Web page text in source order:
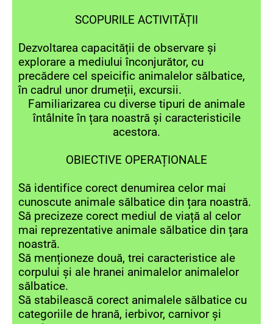
SCOPURILE ACTIVITĂȚII
Dezvoltarea capacității de observare și
explorare a mediului înconjurător, cu
precădere cel speicific animalelor sălbatice,
în cadrul unor drumeții, excursii.
Familiarizarea cu diverse tipuri de animale
întâlnite în țara noastră și caracteristicile
acestora.
OBIECTIVE OPERAȚIONALE
Să identifice corect denumirea celor mai
cunoscute animale sălbatice din țara noastră.
Să precizeze corect mediul de viață al celor
mai reprezentative animale sălbatice din țara
noastră.
Să menționeze două, trei caracteristice ale
corpului și ale hranei animalelor animalelor
sălbatice.
Să stabilească corect animalele sălbatice cu
categoriile de hrană, ierbivor, carnivor și